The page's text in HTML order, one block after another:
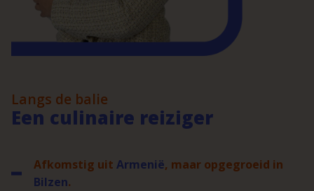
Langs de balie
Een culinaire reiziger
Afkomstig uit Armenië, maar opgegroeid in
Bilzen.